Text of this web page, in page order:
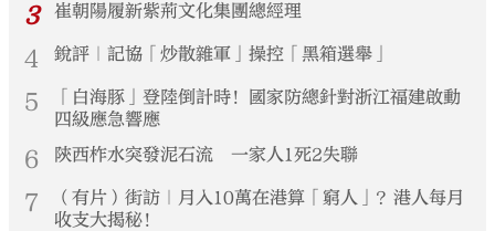
3 崔朝陽履新紫荊文化集團總經理
4 銳評｜記協「炒散雜軍」操控「黑箱選舉」
5
「白海豚」登陸倒計時！國家防總針對浙江福建啟動
四級應急響應
6 陝西柞水突發泥石流 一家人1死2失聯
7
（有片）街訪｜月入10萬在港算「窮人」？港人每月
收支大揭秘！